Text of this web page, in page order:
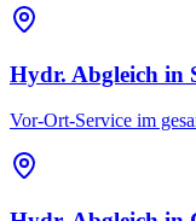
Hydr. Abgleich in
Vor-Ort-Service im